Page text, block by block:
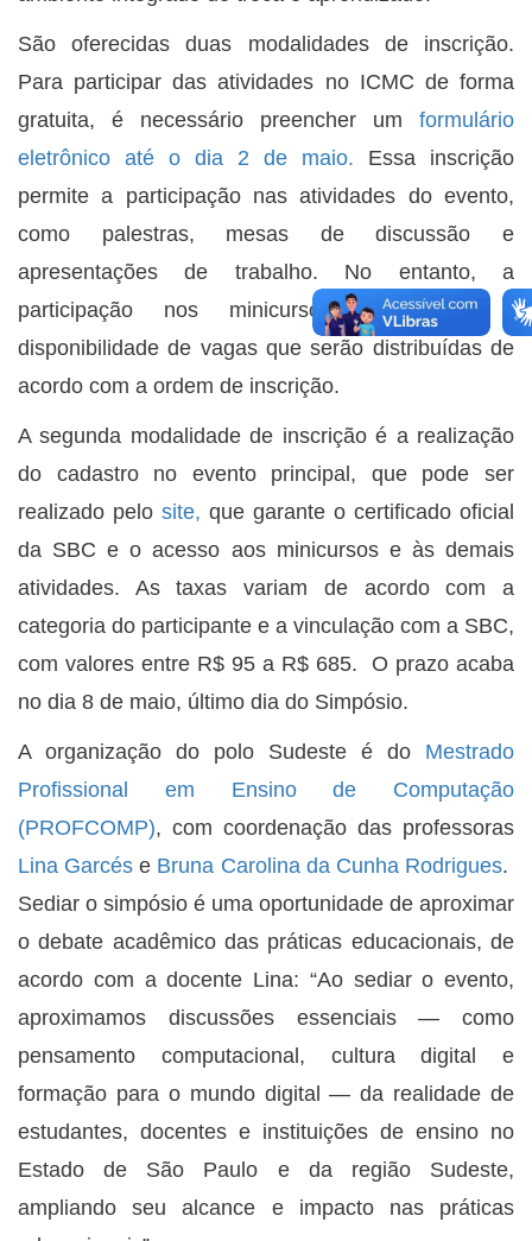
São oferecidas duas modalidades de inscrição.
Para participar das atividades no ICMC de forma
gratuita, é necessário preencher um formulário
eletrônico até o dia 2 de maio. Essa inscrição
permite a participação nas atividades do evento,
como palestras, mesas de discussão e
apresentações de trabalho. No entanto, a
participação nos minicursos é restrita à
disponibilidade de vagas que serão distribuídas de
acordo com a ordem de inscrição.
A segunda modalidade de inscrição é a realização
do cadastro no evento principal, que pode ser
realizado pelo site, que garante o certificado oficial
da SBC e o acesso aos minicursos e às demais
atividades. As taxas variam de acordo com a
categoria do participante e a vinculação com a SBC,
com valores entre R$ 95 a R$ 685. O prazo acaba
no dia 8 de maio, último dia do Simpósio.
A organização do polo Sudeste é do Mestrado
Profissional em Ensino de Computação
(PROFCOMP), com coordenação das professoras
Lina Garcés e Bruna Carolina da Cunha Rodrigues.
Sediar o simpósio é uma oportunidade de aproximar
o debate acadêmico das práticas educacionais, de
acordo com a docente Lina: “Ao sediar o evento,
aproximamos discussões essenciais — como
pensamento computacional, cultura digital e
formação para o mundo digital — da realidade de
estudantes, docentes e instituições de ensino no
Estado de São Paulo e da região Sudeste,
ampliando seu alcance e impacto nas práticas